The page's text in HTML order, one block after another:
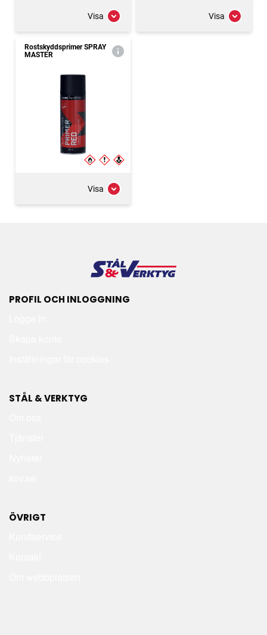
Visa Visa
Rostskyddsprimer SPRAY
MASTER
Visa
PROFIL OCH INLOGGNING
STÅL & VERKTYG
ÖVRIGT